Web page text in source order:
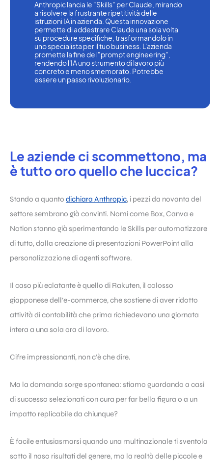
Anthropic lancia le "Skills" per Claude, mirando
a risolvere la frustrante ripetitività delle
istruzioni IA in azienda. Questa innovazione
permette di addestrare Claude una sola volta
su procedure specifiche, trasformandolo in
uno specialista per il tuo business. L'azienda
promette la fine del "prompt engineering",
rendendo l'IA uno strumento di lavoro più
concreto e meno smemorato. Potrebbe
essere un passo rivoluzionario.
Le aziende ci scommettono, ma
è tutto oro quello che luccica?
Stando a quanto dichiara Anthropic, i pezzi da novanta del
settore sembrano già convinti. Nomi come Box, Canva e
Notion stanno già sperimentando le Skills per automatizzare
di tutto, dalla creazione di presentazioni PowerPoint alla
personalizzazione di agenti software.
Il caso più eclatante è quello di Rakuten, il colosso
giapponese dell’e-commerce, che sostiene di aver ridotto
attività di contabilità che prima richiedevano una giornata
intera a una sola ora di lavoro.
Cifre impressionanti, non c’è che dire.
Ma la domanda sorge spontanea: stiamo guardando a casi
di successo selezionati con cura per far bella figura o a un
impatto replicabile da chiunque?
È facile entusiasmarsi quando una multinazionale ti sventola
sotto il naso risultati del genere, ma la realtà delle piccole e